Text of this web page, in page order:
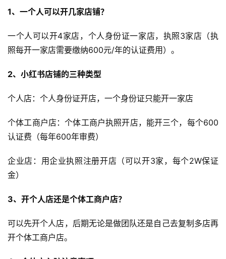
1、一个人可以开几家店铺？
一个人可以开4家店，个人身份证一家店，执照3家店（执
照每开一家店需要缴纳600元/年的认证费用）。
2、小红书店铺的三种类型
个人店：个人身份证开店，一个身份证只能开一家店
个体工商户店：个体工商户执照开店，能开三个，每个600
认证费（每年600年审费）
企业店：用企业执照注册开店（可以开3家，每个2W保证
金）
3、开个人店还是个体工商户店？
可以先开个人店，后期无论是做团队还是自己去复制多店再
开个体工商户店。